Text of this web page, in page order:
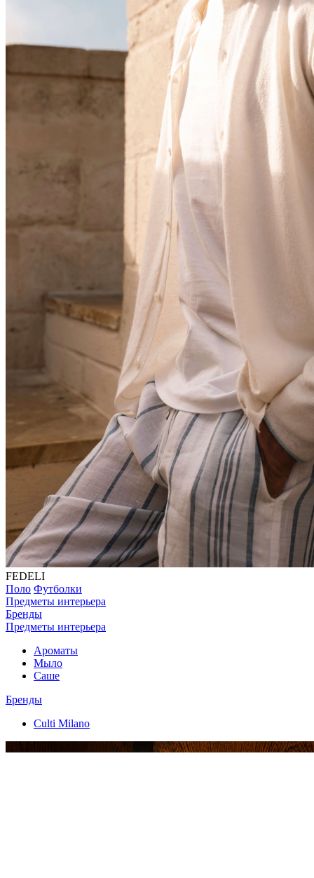
FEDELI
Поло Футболки
Предметы интерьера
Бренды
Предметы интерьера
Ароматы
Мыло
Саше
Бренды
Culti Milano